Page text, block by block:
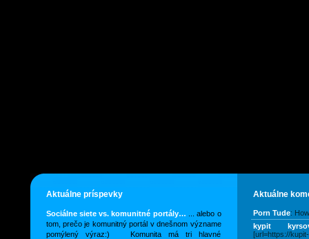
Aktuálne príspevky
Sociálne siete vs. komunitné portály… ... alebo o
tom, prečo je komunitný portál v dnešnom význame
pomýlený výraz:) Komunita má tri hlavné
Aktuálne
Porn Tude:
kypit
[url=https://